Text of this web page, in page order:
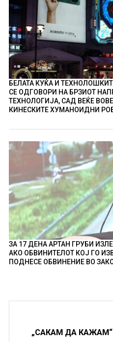
БЕЛАТА КУЌА И
СЕ ОДГОВОРИ НА БРЗИОТ
ТЕХНОЛОГИЈА, САД ВЕЌЕ
КИНЕСКИТЕ ХУМАНОИДНИ
ЗА 17 ДЕНА АРТАН ГРУБИ
АКО ОБВИНИТЕЛОТ КОЈ ГО
ПОДНЕСЕ ОБВИНЕНИЕ ВО
„САКАМ ДА КАЖАМ“